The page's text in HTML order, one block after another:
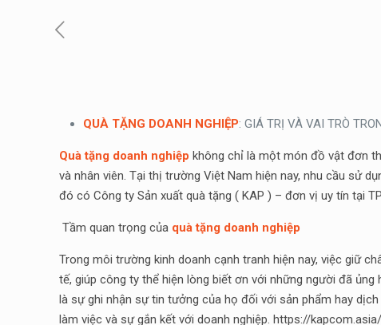
QUÀ TẶNG DOANH NGHIỆP: GIÁ TRỊ VÀ VAI TRÒ
Quà tặng doanh nghiệp không chỉ là một món đồ vật đơn
và nhân viên. Tại thị trường Việt Nam hiện nay, nhu cầu sử
đó có Công ty Sản xuất quà tặng ( KAP ) – đơn vị uy tín tại
Tầm quan trọng của quà tặng doanh nghiệp
Trong môi trường kinh doanh cạnh tranh hiện nay, việc giữ
tế, giúp công ty thể hiện lòng biết ơn với những người đã
là sự ghi nhận sự tin tưởng của họ đối với sản phẩm hay
làm việc và sự gắn kết với doanh nghiệp. https://